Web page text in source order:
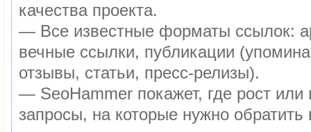
качества проекта.
— Все известные форматы ссылок:
вечные ссылки, публикации
отзывы, статьи, пресс-релизы).
— SeoHammer покажет, где рост или
запросы, на которые нужно